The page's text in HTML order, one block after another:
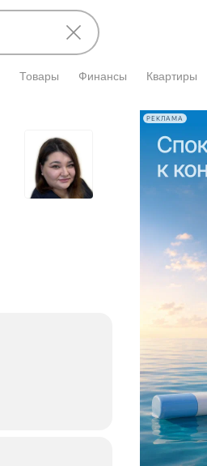
Товары Финансы Квартиры
РЕКЛАМА